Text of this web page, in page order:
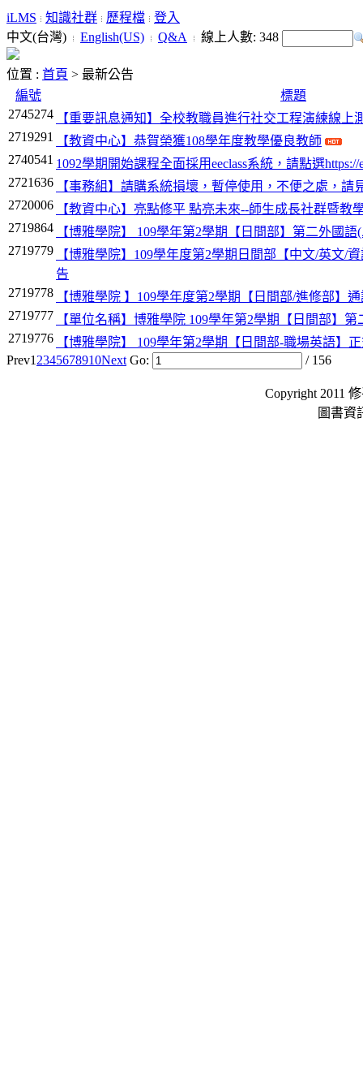
iLMS 知識社群 歷程檔
登入
中文(台灣)
English(US) Q&A 線上人數: 348
位置 : 首頁 > 最新公告
編號
標題
2745274
【重要訊息通知】全校教職員進行社交工程演練線上
2719291
【教資中心】恭賀榮獲108學年度教學優良教師
2740541 1092學期開始課程全面採用eeclass系統，請點選https://
2721636
【事務組】請購系統損壞，暫停使用，不便之處，請
2720006
【教資中心】亮點修平 點亮未來--師生成長社群暨教
2719864
【博雅學院】 109學年第2學期【日間部】第二外國語
2719779
【博雅學院】109學年度第2學期日間部【中文/英文/
告
2719778
【博雅學院 】109學年度第2學期【日間部/進修部】
2719777
【單位名稱】博雅學院 109學年第2學期【日間部】
2719776
【博雅學院】 109學年第2學期【日間部-職場英語】
Prev1 2345678910Next Go: / 156
Copyright 2011
圖書資